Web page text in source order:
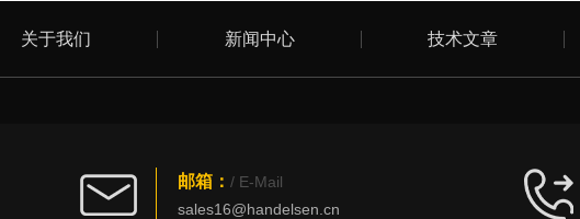
关于我们 新闻中心 技术文章
邮箱： / E-Mail
sales16@handelsen.cn